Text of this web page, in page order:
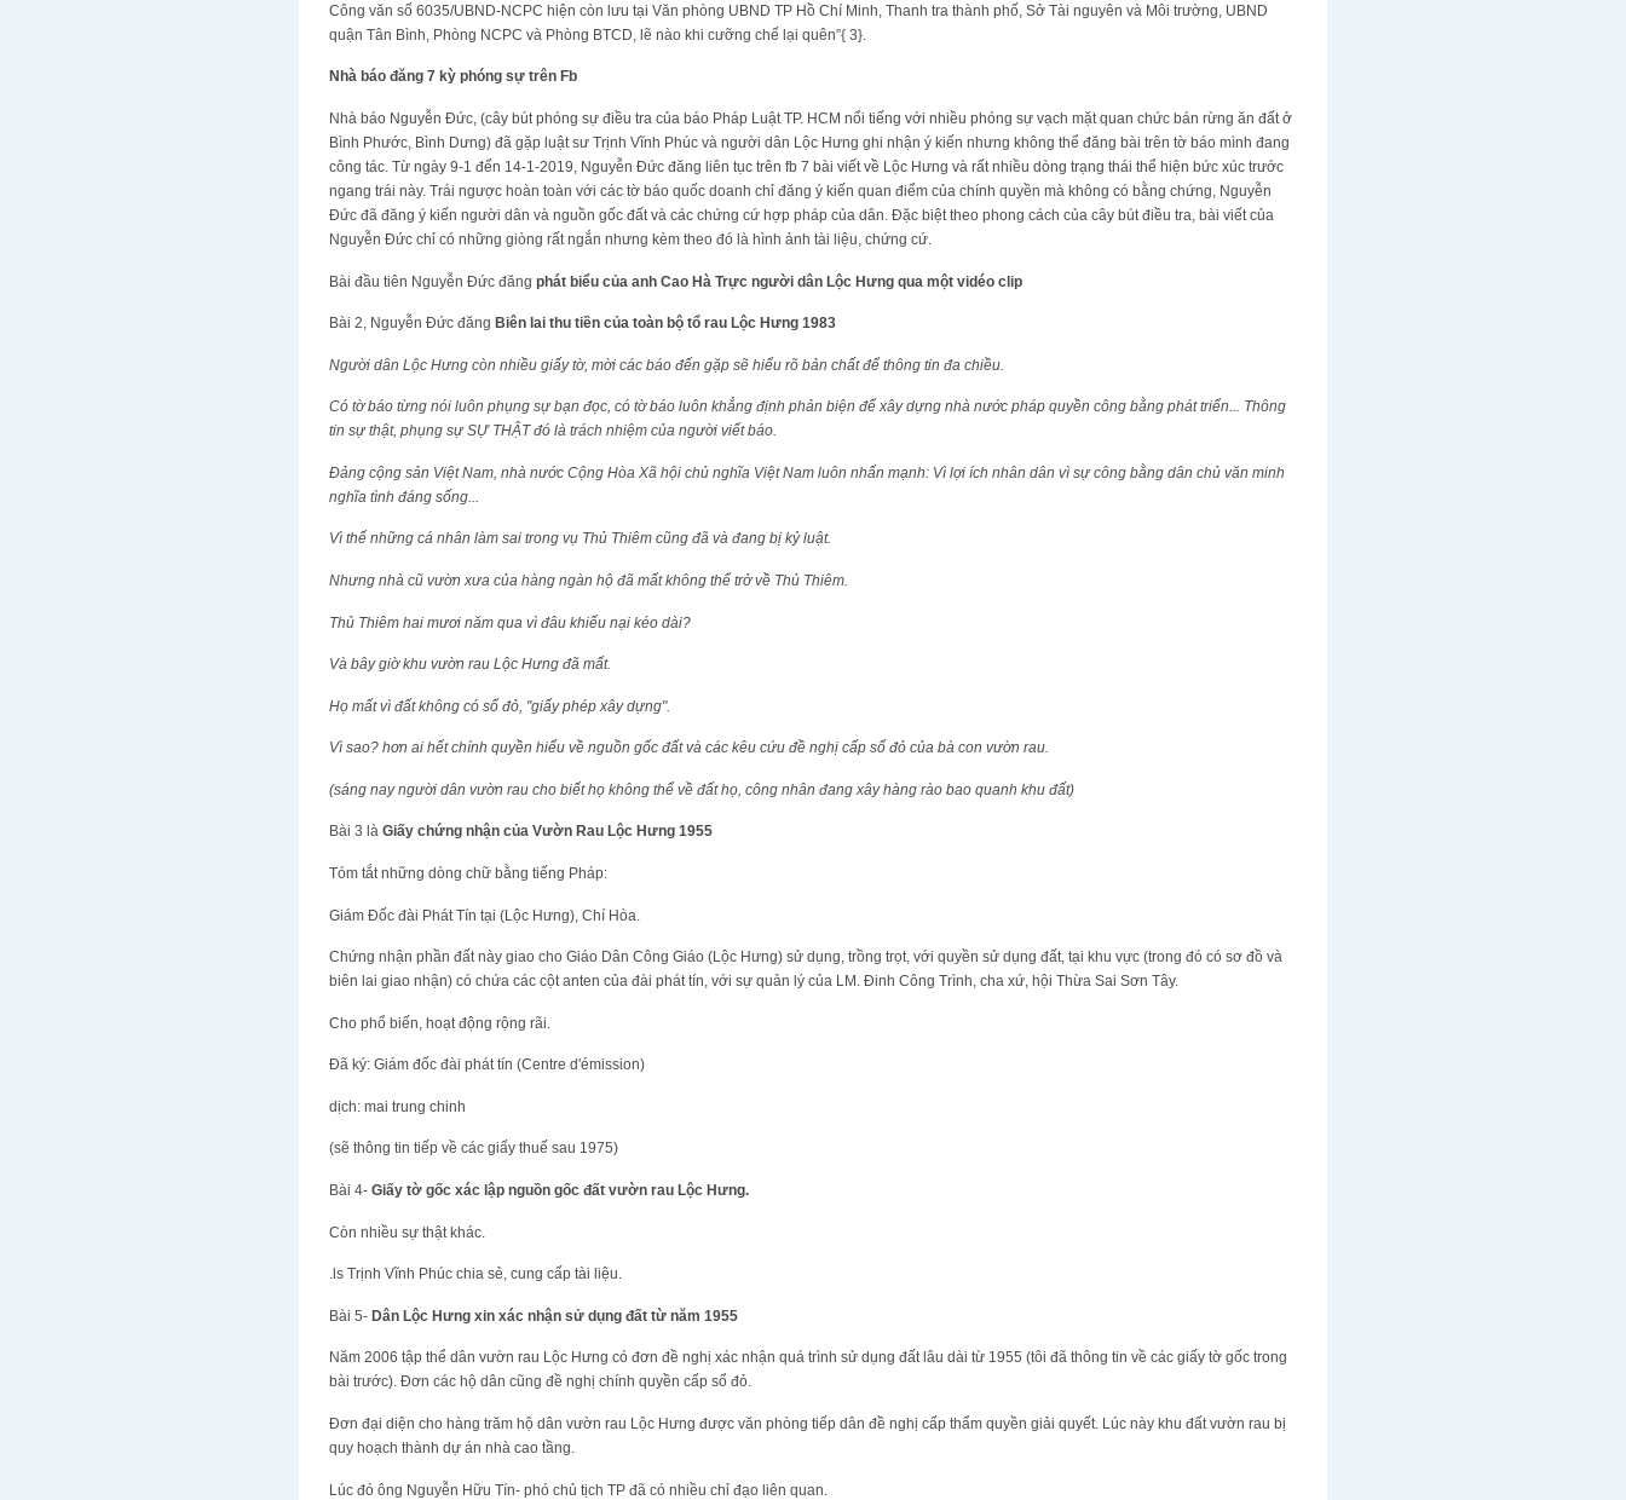
Công văn số 6035/UBND-NCPC hiện còn lưu tại Văn phòng UBND TP Hồ Chí Minh, Thanh tra thành phố, Sở Tài nguyên và Môi trường, UBND
quận Tân Bình, Phòng NCPC và Phòng BTCD, lẽ nào khi cưỡng chế lại quên”{ 3}.
Nhà báo đăng 7 kỳ phóng sự trên Fb
Nhà báo Nguyễn Đức, (cây bút phóng sự điều tra của báo Pháp Luật TP. HCM nổi tiếng với nhiều phóng sự vạch mặt quan chức bán rừng ăn đất ở
Bình Phước, Bình Dưng) đã gặp luật sư Trịnh Vĩnh Phúc và người dân Lộc Hưng ghi nhận ý kiến nhưng không thể đăng bài trên tờ báo mình đang
công tác. Từ ngày 9-1 đến 14-1-2019, Nguyễn Đức đăng liên tục trên fb 7 bài viết về Lộc Hưng và rất nhiều dòng trạng thái thể hiện bức xúc trước
ngang trái này. Trái ngược hoàn toàn với các tờ báo quốc doanh chỉ đăng ý kiến quan điểm của chính quyền mà không có bằng chứng, Nguyễn
Đức đã đăng ý kiến người dân và nguồn gốc đất và các chứng cứ hợp pháp của dân. Đặc biệt theo phong cách của cây bút điều tra, bài viết của
Nguyễn Đức chỉ có những giòng rất ngắn nhưng kèm theo đó là hình ảnh tài liệu, chứng cứ.
Bài đầu tiên Nguyễn Đức đăng phát biểu của anh Cao Hà Trực người dân Lộc Hưng qua một vidéo clip
Bài 2, Nguyễn Đức đăng Biên lai thu tiền của toàn bộ tổ rau Lộc Hưng 1983
Người dân Lộc Hưng còn nhiều giấy tờ, mời các báo đến gặp sẽ hiểu rõ bản chất để thông tin đa chiều.
Có tờ báo từng nói luôn phụng sự bạn đọc, có tờ báo luôn khẳng định phản biện để xây dựng nhà nước pháp quyền công bằng phát triển... Thông
tin sự thật, phụng sự SỰ THẬT đó là trách nhiệm của người viết báo.
Đảng cộng sản Việt Nam, nhà nước Cộng Hòa Xã hội chủ nghĩa Việt Nam luôn nhấn mạnh: Vì lợi ích nhân dân vì sự công bằng dân chủ văn minh
nghĩa tình đáng sống...
Vì thế những cá nhân làm sai trong vụ Thủ Thiêm cũng đã và đang bị kỷ luật.
Nhưng nhà cũ vườn xưa của hàng ngàn hộ đã mất không thể trở về Thủ Thiêm.
Thủ Thiêm hai mươi năm qua vì đâu khiếu nại kéo dài?
Và bây giờ khu vườn rau Lộc Hưng đã mất.
Họ mất vì đất không có sổ đỏ, "giấy phép xây dựng".
Vì sao? hơn ai hết chính quyền hiểu về nguồn gốc đất và các kêu cứu đề nghị cấp sổ đỏ của bà con vườn rau.
(sáng nay người dân vườn rau cho biết họ không thể về đất họ, công nhân đang xây hàng rào bao quanh khu đất)
Bài 3 là Giấy chứng nhận của Vườn Rau Lộc Hưng 1955
Tóm tắt những dòng chữ bằng tiếng Pháp:
Giám Đốc đài Phát Tín tại (Lộc Hưng), Chí Hòa.
Chứng nhận phần đất này giao cho Giáo Dân Công Giáo (Lộc Hưng) sử dụng, trồng trọt, với quyền sử dụng đất, tại khu vực (trong đó có sơ đồ và
biên lai giao nhận) có chứa các cột anten của đài phát tín, với sự quản lý của LM. Đinh Công Trình, cha xứ, hội Thừa Sai Sơn Tây.
Cho phổ biến, hoạt động rộng rãi.
Đã ký: Giám đốc đài phát tín (Centre d'émission)
dịch: mai trung chinh
(sẽ thông tin tiếp về các giấy thuế sau 1975)
Bài 4- Giấy tờ gốc xác lập nguồn gốc đất vườn rau Lộc Hưng.
Còn nhiều sự thật khác.
.ls Trịnh Vĩnh Phúc chia sẻ, cung cấp tài liệu.
Bài 5- Dân Lộc Hưng xin xác nhận sử dụng đất từ năm 1955
Năm 2006 tập thể dân vườn rau Lộc Hưng có đơn đề nghị xác nhận quá trình sử dụng đất lâu dài từ 1955 (tôi đã thông tin về các giấy tờ gốc trong
bài trước). Đơn các hộ dân cũng đề nghị chính quyền cấp sổ đỏ.
Đơn đại diện cho hàng trăm hộ dân vườn rau Lộc Hưng được văn phòng tiếp dân đề nghị cấp thẩm quyền giải quyết. Lúc này khu đất vườn rau bị
quy hoạch thành dự án nhà cao tầng.
Lúc đó ông Nguyễn Hữu Tín- phó chủ tịch TP đã có nhiều chỉ đạo liên quan.